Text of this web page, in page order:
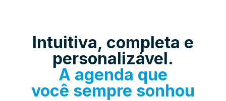
Intuitiva, completa e
personalizável.
A agenda que
você sempre sonhou